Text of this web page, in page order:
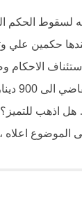
لسقوط الحكم
حكمين علي
الاحكام
450
هل اذهب
الموضوع